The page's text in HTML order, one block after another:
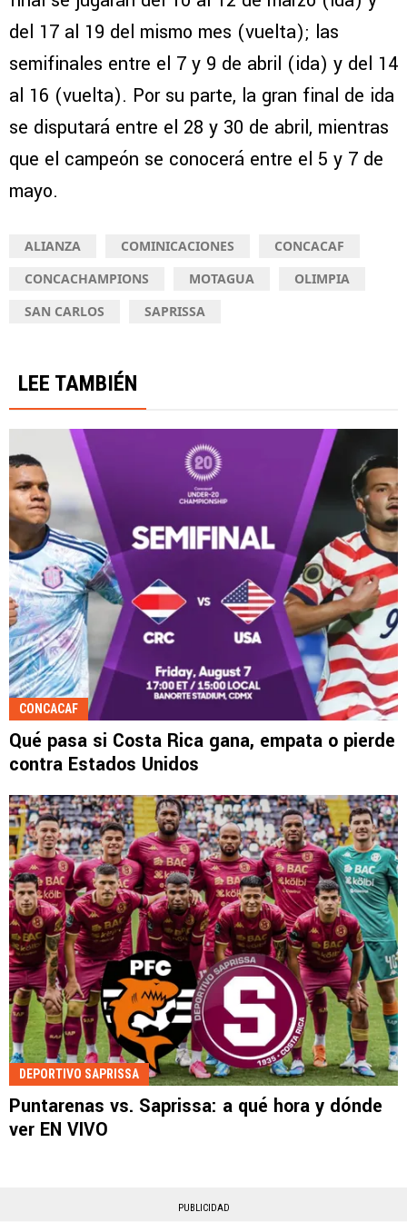
del 17 al 19 del mismo mes (vuelta); las
semifinales entre el 7 y 9 de abril (ida) y del 14
al 16 (vuelta). Por su parte, la gran final de ida
se disputará entre el 28 y 30 de abril, mientras
que el campeón se conocerá entre el 5 y 7 de
mayo.
ALIANZA COMINICACIONES
CONCACAF
CONCACHAMPIONS
MOTAGUA
OLIMPIA
SAN CARLOS
SAPRISSA
LEE TAMBIÉN
CONCACAF
Qué pasa si Costa Rica gana, empata o pierde
contra Estados Unidos
DEPORTIVO SAPRISSA
Puntarenas vs. Saprissa: a qué hora y dónde
ver EN VIVO
PUBLICIDAD